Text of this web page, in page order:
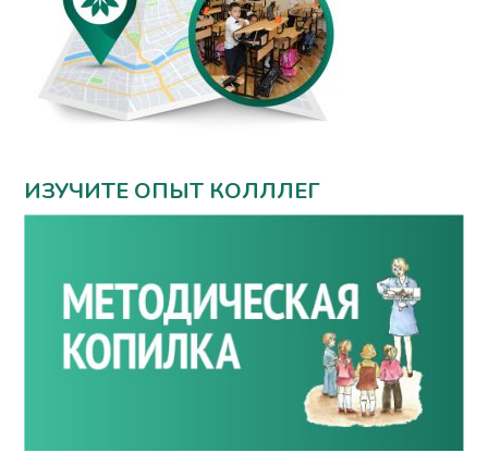
ИЗУЧИТЕ ОПЫТ КОЛЛЛЕГ